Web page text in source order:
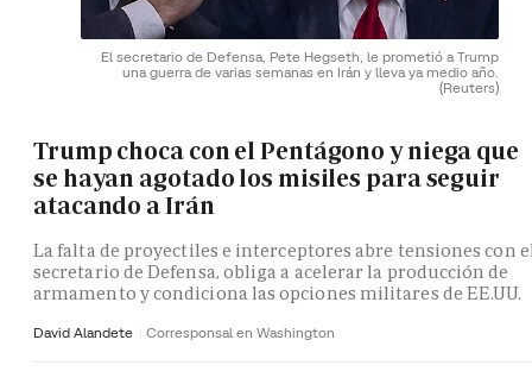
El secretario de Defensa, Pete Hegseth, le prometió a Trump
una guerra de varias semanas en Irán y lleva ya medio año.
(Reuters)
Trump choca con el Pentágono y niega que
se hayan agotado los misiles para seguir
atacando a Irán
La falta de proyectiles e interceptores abre tensiones con
secretario de Defensa, obliga a acelerar la producción de
armamento y condiciona las opciones militares de EE.UU.
David Alandete Corresponsal en Washington